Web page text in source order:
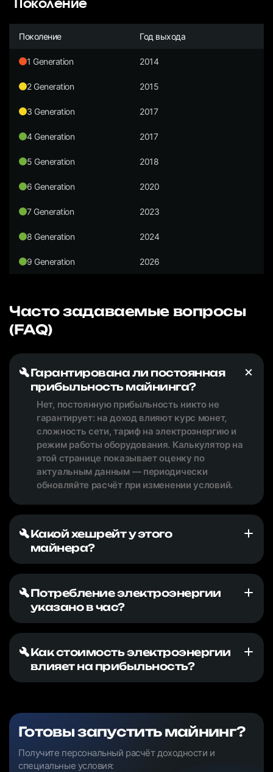
Поколение
Поколение Год выхода
1 Generation 2014
2 Generation 2015
3 Generation 2017
4 Generation 2017
5 Generation 2018
6 Generation 2020
7 Generation 2023
8 Generation 2024
9 Generation 2026
Часто задаваемые вопросы
(FAQ)
Гарантирована ли постоянная
прибыльность майнинга?
Нет, постоянную прибыльность никто не
гарантирует: на доход влияют курс монет,
сложность сети, тариф на электроэнергию и
режим работы оборудования. Калькулятор на
этой странице показывает оценку по
актуальным данным — периодически
обновляйте расчёт при изменении условий.
Какой хешрейт у этого
майнера?
Потребление электроэнергии
указано в час?
Как стоимость электроэнергии
влияет на прибыльность?
Готовы запустить майнинг?
Получите персональный расчёт доходности и
специальные условия: